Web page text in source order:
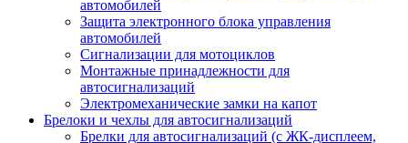
автомобилей
Защита электронного блока управления
автомобилей
Сигнализации для мотоциклов
Монтажные принадлежности для
автосигнализаций
Электромеханические замки на капот
Брелоки и чехлы для автосигнализаций
Брелки для автосигнализаций (с ЖК-дисплеем,